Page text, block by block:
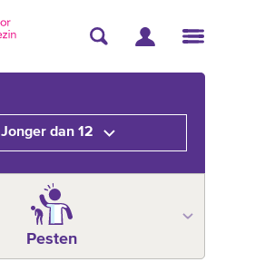
Jonger dan 12
Pesten